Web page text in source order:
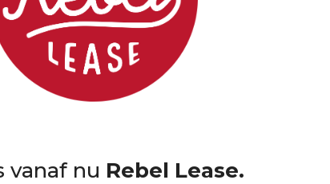
vanaf nu Rebel Lease.